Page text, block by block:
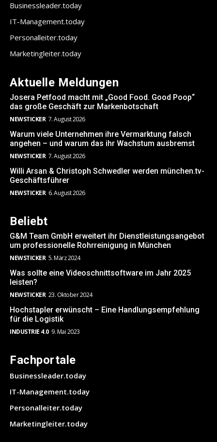
Businessleader.today
IT-Management.today
Personalleiter.today
Marketingleiter.today
Aktuelle Meldungen
Josera Petfood macht mit „Good Food. Good Poop“
das große Geschäft zur Markenbotschaft
NEWSTICKER 7. August 2026
Warum viele Unternehmen ihre Vermarktung falsch
angehen – und warum das ihr Wachstum ausbremst
NEWSTICKER 7. August 2026
Willi Arsan & Christoph Schwedler werden münchen.tv-
Geschäftsführer
NEWSTICKER 6. August 2026
Beliebt
G&M Team GmbH erweitert ihr Dienstleistungsangebot
um professionelle Rohrreinigung in München
NEWSTICKER 5. März 2024
Was sollte eine Videoschnittsoftware im Jahr 2025
leisten?
NEWSTICKER 23. Oktober 2024
Hochstapler erwünscht – Eine Handlungsempfehlung
für die Logistik
INDUSTRIE 4.0 9. Mai 2023
Fachportale
Businessleader.today
IT-Management.today
Personalleiter.today
Marketingleiter.today